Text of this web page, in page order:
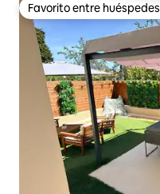
Favorito entre huéspedes
Favorito entre huéspedes